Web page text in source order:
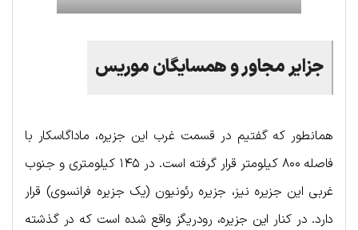
جزایرمجاوروهمسایگانموریس
همانطور که گفتیم در قسمت غرب این جزیره، ماداگاسکار با
فاصله ۸۰۰ کیلومتر قرار گرفته است. در ۱۴۵ کیلومتری و جنوب
غربی این جزیره نیز، جزیره رئونیون (یک جزیره فرانسوی) قرار
دارد. در کنار این جزیره، رودریگز واقع شده است که در گذشته